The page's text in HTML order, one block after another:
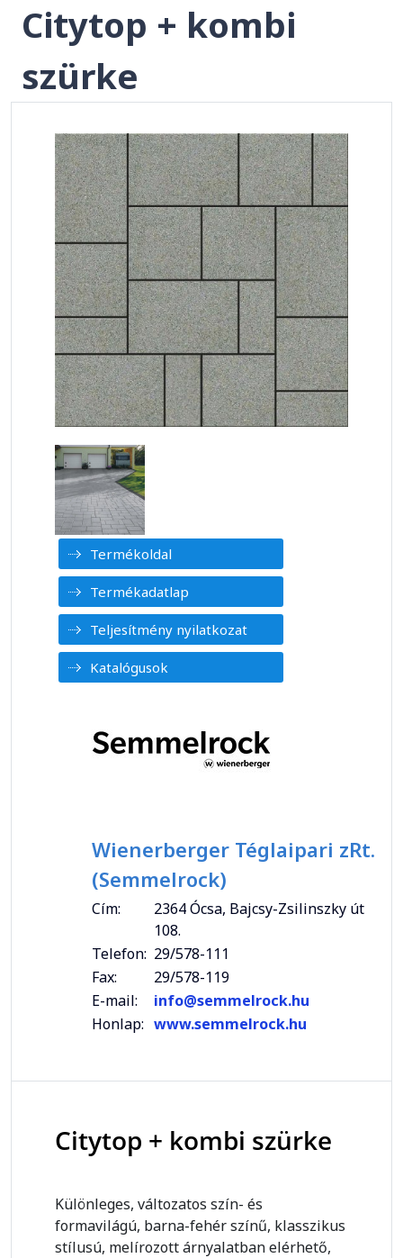
Citytop + kombi
szürke
Termékoldal
Termékadatlap
Teljesítmény nyilatkozat
Katalógusok
Wienerberger Téglaipari zRt.
(Semmelrock)
Cím:
2364 Ócsa, Bajcsy-Zsilinszky út
108.
Telefon: 29/578-111
Fax:
29/578-119
E-mail:
info@semmelrock.hu
Honlap: www.semmelrock.hu
Citytop + kombi szürke
Különleges, változatos szín- és
formavilágú, barna-fehér színű, klasszikus
stílusú, melírozott árnyalatban elérhető,